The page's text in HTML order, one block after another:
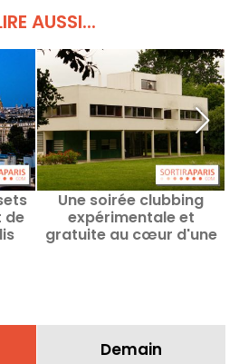
AUSSI...
de
Une soirée clubbing
expérimentale et
gratuite au cœur d'une
Demain